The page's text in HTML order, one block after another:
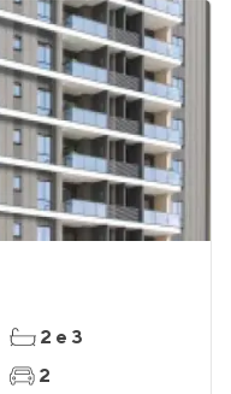
2 e 3
2